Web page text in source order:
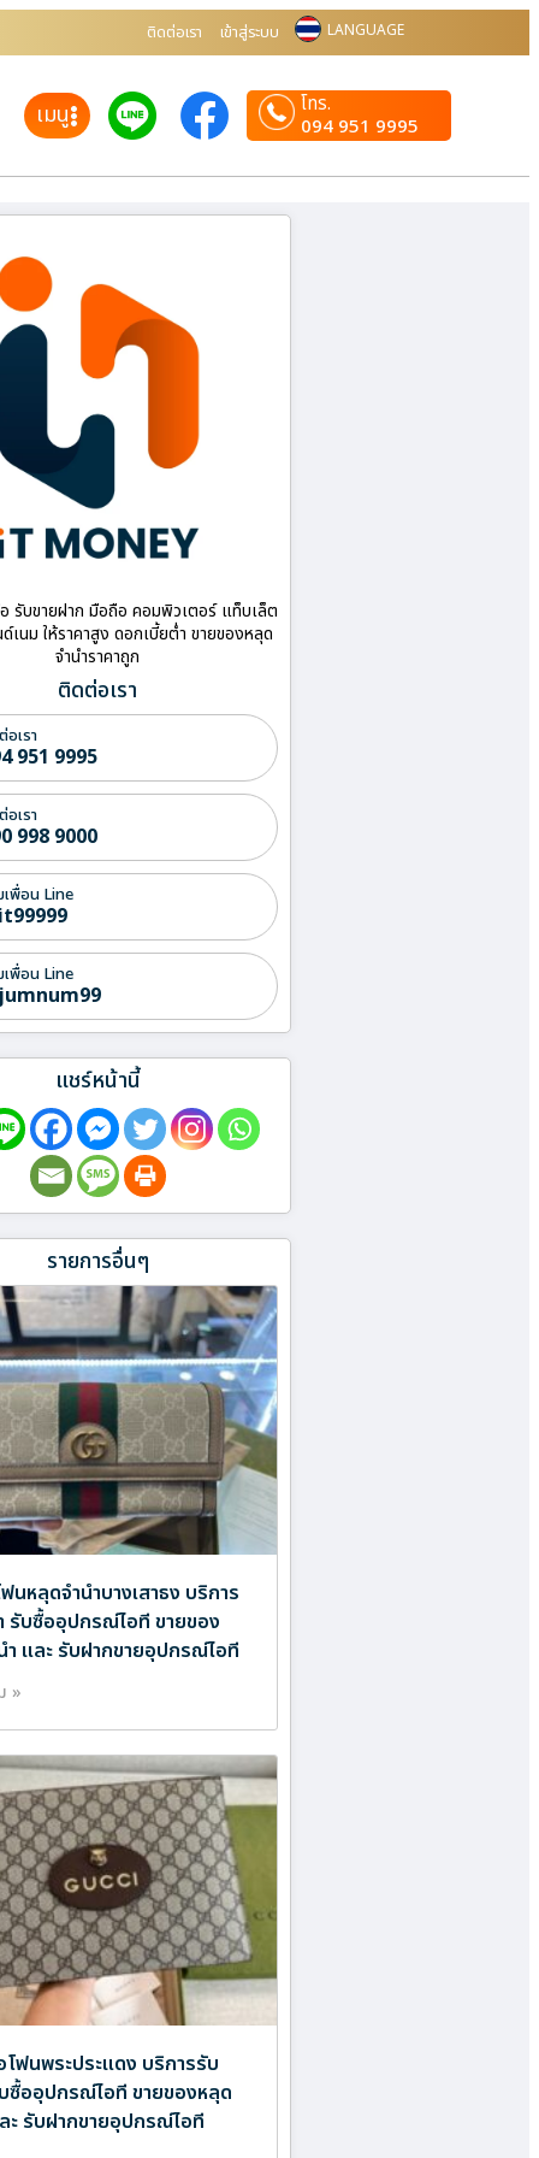
ติดต่อเรา เข้าสู่ระบบ LANGUAGE
เมนู
โทร.
094 951 9995
รับขายฝาก มือถือ คอมพิวเตอร์ แท็บเล็ต
เนม ให้ราคาสูง ดอกเบี้ยต่ำ ขายของหลุด
จำนำราคาถูก
ติดต่อเรา
อเรา
951 9995
อเรา
998 9000
เพื่อน Line
เพื่อน Line
แชร์หน้านี้
รายการอื่นๆ
นหลุดจำนำบางเสาธง บริการ
รับซื้ออุปกรณ์ไอที ขายของ
ำ และ รับฝากขายอุปกรณ์ไอที
»
โฟนพระประแดง บริการรับ
ซื้ออุปกรณ์ไอที ขายของหลุด
ะ รับฝากขายอุปกรณ์ไอที